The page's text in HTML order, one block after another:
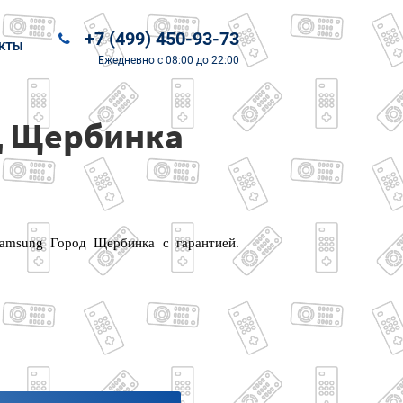
+7 (499) 450-93-73
Ежедневно с 08:00 до 22:00
Щербинка
Город Щербинка с гарантией.